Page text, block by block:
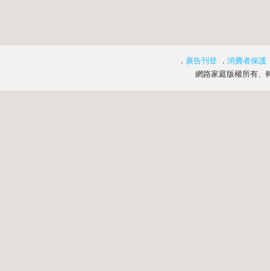
． 廣告刊登 ． 消費者保護
網路家庭版權所有、